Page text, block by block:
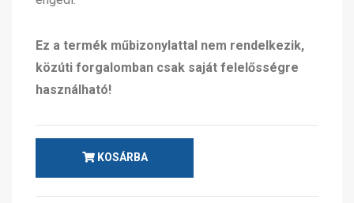
Ez a termék műbizonylattal nem rendelkezik,
közúti forgalomban csak saját felelősségre
használható!
KOSÁRBA